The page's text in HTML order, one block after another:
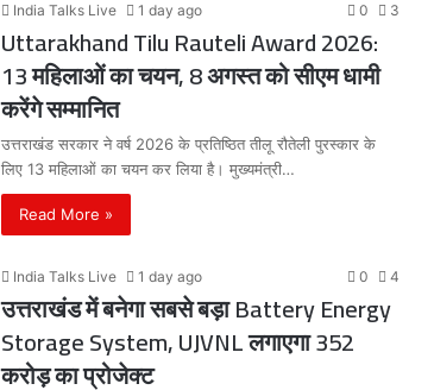
India Talks Live 1 day ago 0 3
Uttarakhand Tilu Rauteli Award 2026:
13 महिलाओं का चयन, 8 अगस्त को सीएम धामी
करेंगे सम्मानित
उत्तराखंड सरकार ने वर्ष 2026 के प्रतिष्ठित तीलू रौतेली पुरस्कार के
लिए 13 महिलाओं का चयन कर लिया है। मुख्यमंत्री…
Read More »
India Talks Live 1 day ago 0 4
उत्तराखंड में बनेगा सबसे बड़ा Battery Energy
Storage System, UJVNL लगाएगा 352
करोड़ का प्रोजेक्ट